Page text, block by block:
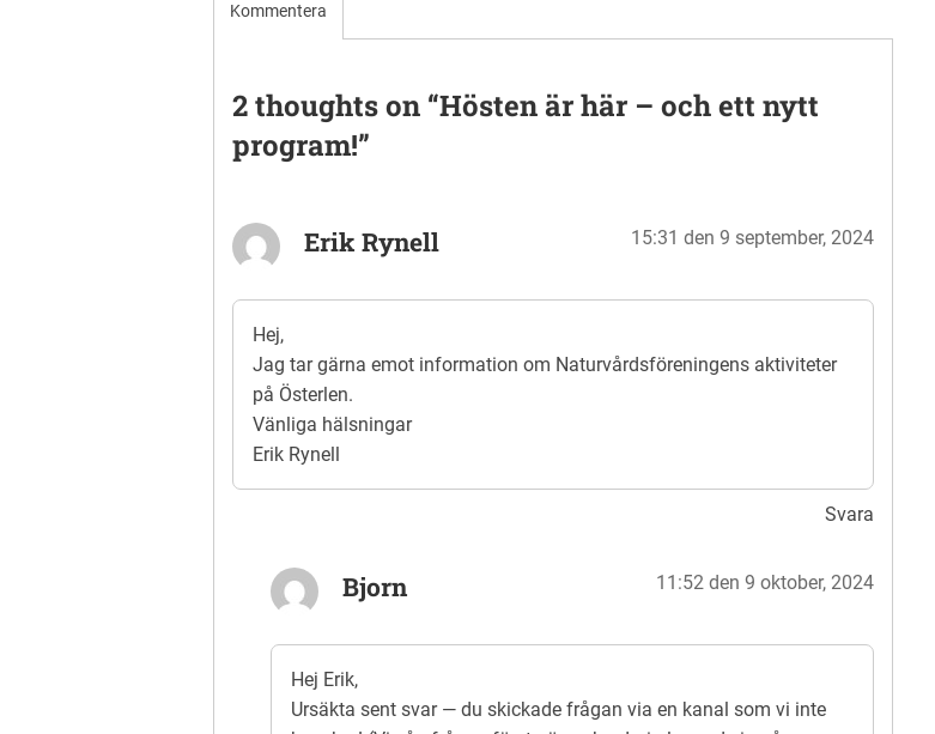
Kommentera
2 thoughts on “Hösten är här – och ett nytt
program!”
Erik Rynell 15:31 den 9 september, 2024
Hej,
Jag tar gärna emot information om Naturvårdsföreningens aktiviteter
på Österlen.
Vänliga hälsningar
Erik Rynell
Svara
Bjorn 11:52 den 9 oktober, 2024
Hej Erik,
Ursäkta sent svar — du skickade frågan via en kanal som vi inte